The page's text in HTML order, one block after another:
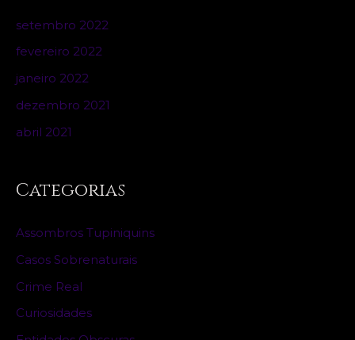
setembro 2022
fevereiro 2022
janeiro 2022
dezembro 2021
abril 2021
Categorias
Assombros Tupiniquins
Casos Sobrenaturais
Crime Real
Curiosidades